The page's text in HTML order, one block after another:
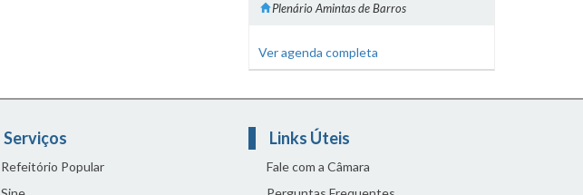
Plenário Amintas de Barros
Ver agenda completa
Serviços
Refeitório Popular
Links Úteis
Fale com a Câmara